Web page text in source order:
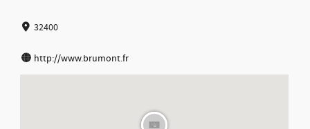
32400
http://www.brumont.fr